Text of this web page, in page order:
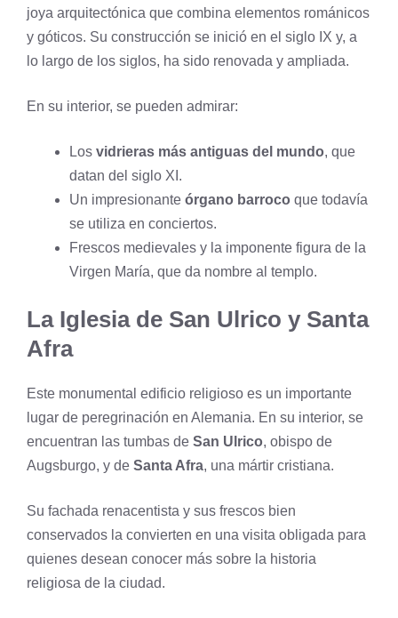
joya arquitectónica que combina elementos románicos
y góticos. Su construcción se inició en el siglo IX y, a
lo largo de los siglos, ha sido renovada y ampliada.
En su interior, se pueden admirar:
Los vidrieras más antiguas del mundo, que
datan del siglo XI.
Un impresionante órgano barroco que todavía
se utiliza en conciertos.
Frescos medievales y la imponente figura de la
Virgen María, que da nombre al templo.
La Iglesia de San Ulrico y Santa
Afra
Este monumental edificio religioso es un importante
lugar de peregrinación en Alemania. En su interior, se
encuentran las tumbas de San Ulrico, obispo de
Augsburgo, y de Santa Afra, una mártir cristiana.
Su fachada renacentista y sus frescos bien
conservados la convierten en una visita obligada para
quienes desean conocer más sobre la historia
religiosa de la ciudad.